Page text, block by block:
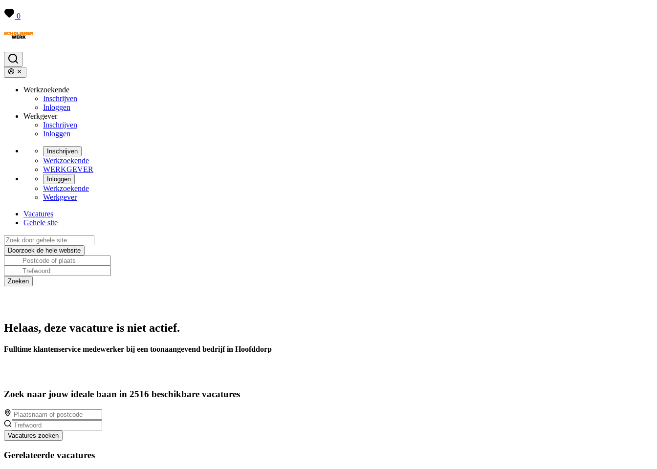
0
Werkzoekende
Inschrijven
Inloggen
Werkgever
Inschrijven
Inloggen
Inschrijven
Werkzoekende
WERKGEVER
Inloggen
Werkzoekende
Werkgever
Vacatures
Gehele site
Helaas, deze vacature is niet actief.
Fulltime klantenservice medewerker bij een toonaangevend bedrijf in Hoofddorp
Zoek naar jouw ideale baan in 2516 beschikbare vacatures
Vacatures zoeken
Gerelateerde vacatures